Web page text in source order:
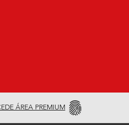
ÁREA PREMIUM